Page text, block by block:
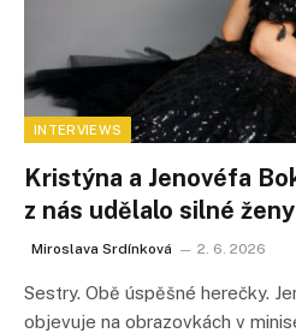
INTERVIEWS
Kristýna a Jenovéfa
z nás udělalo silné ženy
Miroslava Srdínková 2. 6. 2026
Sestry. Obě úspěšné herečky.
objevuje na obrazovkách v